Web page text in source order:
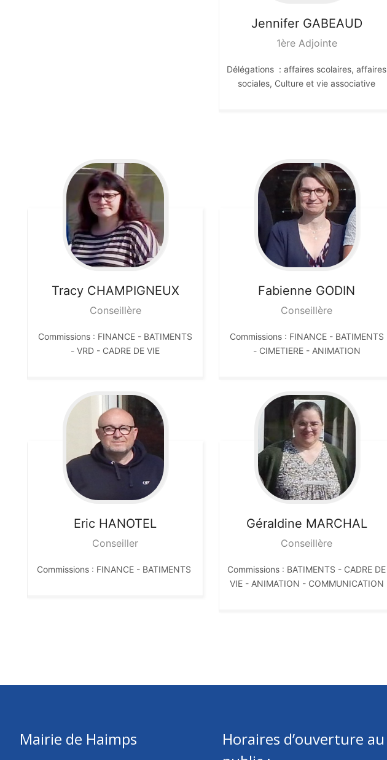
Jennifer GABEAUD
1ère Adjointe
Délégations : affaires scolaires, affaires
sociales, Culture et vie associative
Tracy CHAMPIGNEUX
Conseillère
Commissions : FINANCE - BATIMENTS
- VRD - CADRE DE VIE
Fabienne GODIN
Conseillère
Commissions : FINANCE - BATIMENTS
- CIMETIERE - ANIMATION
Eric HANOTEL
Conseiller
Commissions : FINANCE - BATIMENTS
Géraldine MARCHAL
Conseillère
Commissions : BATIMENTS - CADRE DE
VIE - ANIMATION - COMMUNICATION
Mairie de Haimps
Horaires d’ouverture au